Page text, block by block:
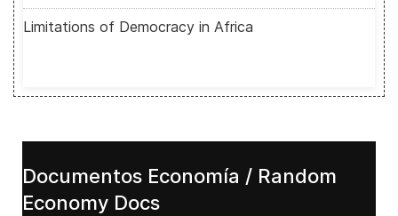
Limitations of Democracy in Africa
Documentos Economía / Random
Economy Docs